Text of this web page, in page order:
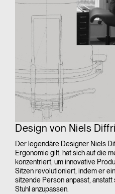
Design von Niels
Der legendäre Designer Niels
Ergonomie gilt, hat sich auf die
konzentriert, um innovative
Sitzen revolutioniert, indem er
sitzende Person anpasst, anstatt
Stuhl anzupassen.